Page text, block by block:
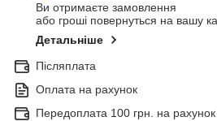
Ви отримаєте замовлення
або гроші повернуться на вашу
Детальніше
Післяплата
Оплата на рахунок
Передоплата 100 грн. на